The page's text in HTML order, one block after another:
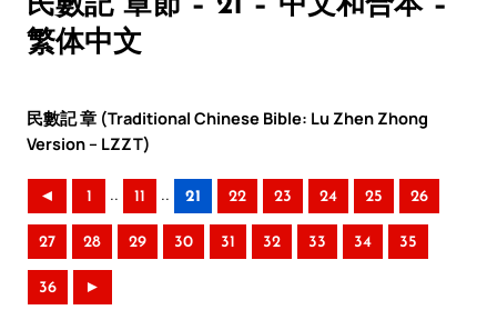
繁体中文
民數記 章 (Traditional Chinese Bible: Lu Zhen Zhong
Version – LZZT)
◄ 1 .. 11 .. 21 22 23 24 25 26
27 28 29 30 31 32 33 34 35
36 ►